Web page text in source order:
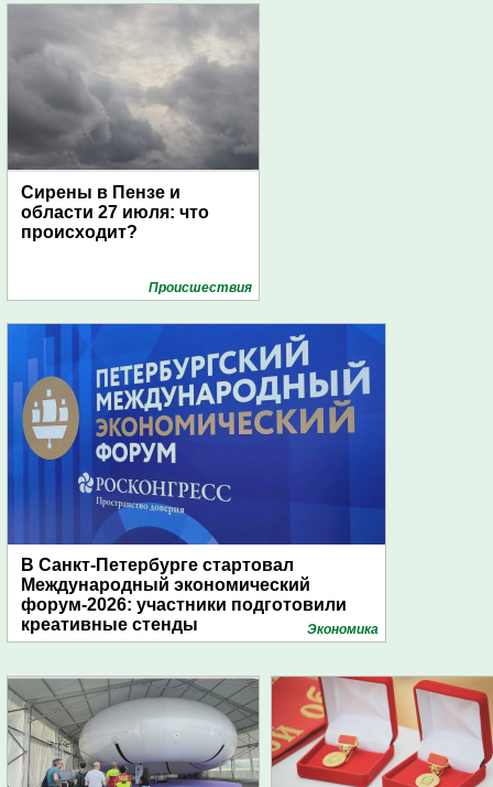
Сирены в Пензе и
области 27 июля: что
происходит?
Проиcшествия
В Санкт-Петербурге стартовал
Международный экономический
форум-2026: участники подготовили
креативные стенды
Экономика